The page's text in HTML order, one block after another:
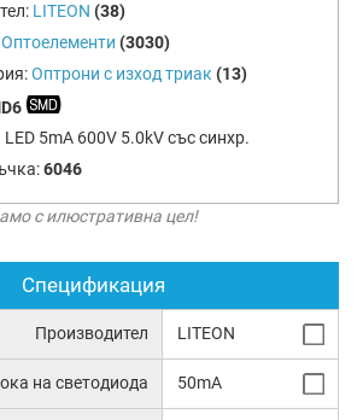
LITEON (38)
Оптоелементи (3030)
Оптрони с изход триак (13)
LED 5mA 600V 5.0kV със синхр.
6046
с илюстративна цел!
Спецификация
Производител LITEON
на светодиода 50mA